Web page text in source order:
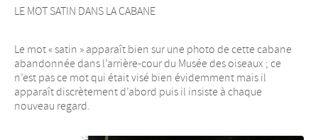
LE MOT SATIN DANS LA CABANE
Le mot « satin » apparaît bien sur une photo de cette cabane
abandonnée dans l’arrière-cour du Musée des oiseaux ; ce
n’est pas ce mot qui était visé bien évidemment mais il
apparaît discrètement d’abord puis il insiste à chaque
nouveau regard.